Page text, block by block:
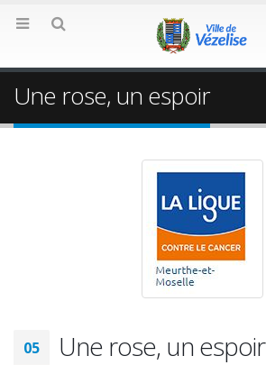
Une rose, un espoir
05 Une rose, un espoir